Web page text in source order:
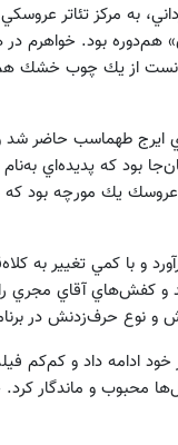
به مركز
بود. خواهرم در
از يك چوب خشك
طهماسب حاضر شد و
بود كه پديده‌اي
يك مورچه بود كه
و با كمي تغيير به
كفش‌هاي آقاي مجري
نوع حرف‌زدنش در
ادامه داد و كم‌كم